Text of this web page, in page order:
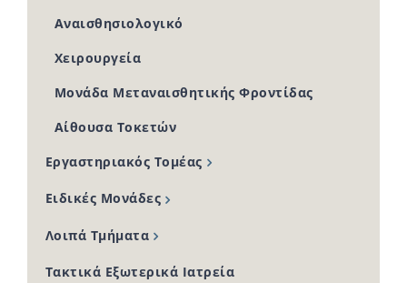
Αναισθησιολογικό
Χειρουργεία
Μονάδα Μεταναισθητικής Φροντίδας
Αίθουσα Τοκετών
Εργαστηριακός Τομέας
Ειδικές Μονάδες
Λοιπά Τμήματα
Τακτικά Εξωτερικά Ιατρεία